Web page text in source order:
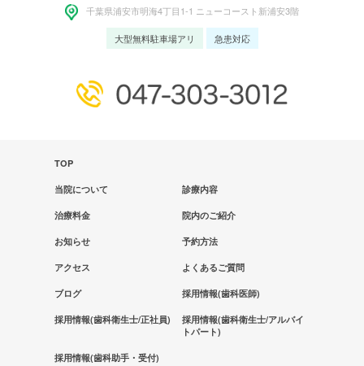
千葉県浦安市明海4丁⽬1-1 ニューコースト新浦安3階
大型無料駐車場アリ 急患対応
TOP
当院について 診療内容
治療料金 院内のご紹介
お知らせ 予約方法
アクセス よくあるご質問
ブログ 採用情報(歯科医師)
採用情報(歯科衛生士/正社員)
採用情報(歯科衛生士/アルバイ
トパート)
採用情報(歯科助手・受付)